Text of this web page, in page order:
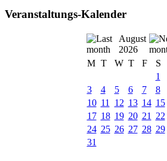
Veranstaltungs-Kalender
August
2026
M T W T F S
1
3
4 5 6 7 8
10 11 12 13 14 15
17 18 19 20 21 22
24 25 26 27 28 29
31